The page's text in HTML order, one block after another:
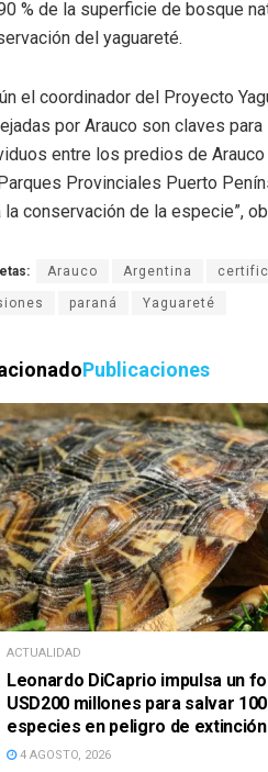
% de la superficie de bosque
del yaguareté.
el coordinador del Proyecto
por Arauco son claves
entre los predios de
Provinciales Puerto
la conservación de la especie”,
Arauco Argentina
paraná Yaguareté
Publicaciones
ACTUALIDAD
Leonardo DiCaprio impulsa un
USD200 millones para salvar 100
especies en peligro de extinción
4 AGOSTO, 2026